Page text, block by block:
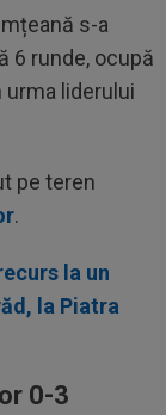
s-a
6 runde, ocupă
urma liderului
pe teren
.
la un
la Piatra
0-3